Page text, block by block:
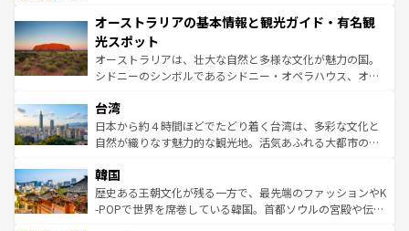
部のニューオーリンズでは、音楽と美食が融合した独特の
文化が魅力。旅行者はアメリカの各地域で異なる魅力を楽
しみながら、その多様性と豊かな歴史を感じることができ
るだろう。車でのロードトリップや列車の旅も、アメリカ
情報は
ワイ島は見逃せない。また、定番の観光地といえばオアフ
島だが、静かな自然を求めるならマウイ島やカウアイ島が
おすすめ。エメラルドグリーンに輝く海をはじめ、豊かな
文化や歴史が息づいている。「アロハスピリット」と呼ば
人々、おいしいローカルフードやハワイアンミュージッ
ク、伝統的なフラダンスなど、すべてがハワイの魅力を彩
っている。訪れるたびに新しい発見と感動が待っているハ
はコンテンツ一覧
オーストラリアの基本情報と観光ガイド・有名観
光スポット
オーストラリアは、壮大な自然と多様な文化が魅力の国。
シドニーのシンボルであるシドニー・オペラハウス、オー
リアリーフや大陸中央部にそびえるウルル（エアーズロッ
ク）、タスマニアの美しい原生林やケアンズの熱帯雨林な
ど、見どころがたくさん。また、カフェやワイン、オージ
いる。アクティビティも充実しており、サーフィンやダイ
ビング、ハイキングなど、アウトドア好きにはたまらな
い。オーストラリアの多彩な魅力を存分に味わいつくそ
台湾
日本から約４時間ほどでたどり着く台湾は、多彩な文化と
自然が織りなす魅力的な観光地。活気あふれる大都市の台
ン）、静ひつな山岳地帯である台湾東部など、都市の喧騒
と山間の静けさが共存しており、訪れる人に新しい発見と
驚きをもたらしてくれる。また、奥深い台湾の食文化も魅
韓国
歴史ある王朝文化が残る一方で、最先端のファッションやK
-POPで世界を席巻している韓国。首都ソウルの宮殿や伝統